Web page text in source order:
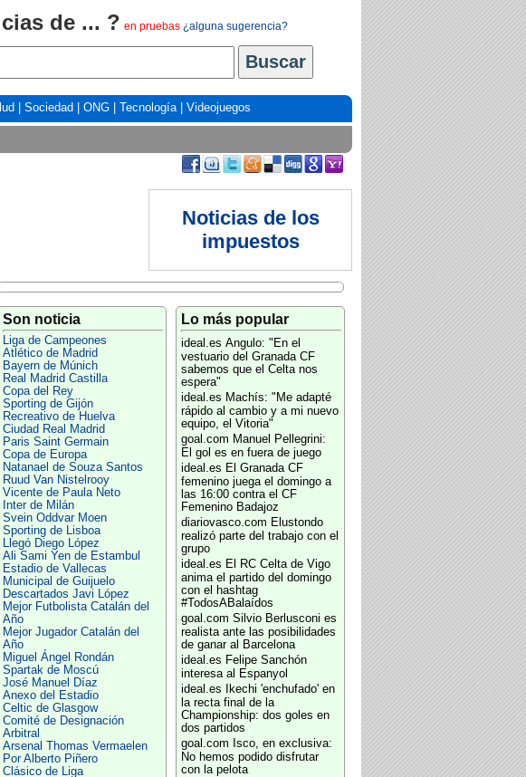
de ... ? en pruebas ¿alguna sugerencia?
Sociedad ONG Tecnología| Videojuegos
Noticias de los
impuestos
Son noticia
Liga de Campeones
Atlético de Madrid
Bayern de Múnich
Real Madrid Castilla
Copa del Rey
Sporting de Gijón
Recreativo de Huelva
Ciudad Real Madrid
Paris Saint Germain
Copa de Europa
Natanael de Souza Santos
Ruud Van Nistelrooy
Vicente de Paula Neto
Inter de Milán
Svein Oddvar Moen
Sporting de Lisboa
Llegó Diego López
Ali Sami Yen de Estambul
Estadio de Vallecas
Municipal de Guijuelo
Descartados Javi López
Mejor Futbolista Catalán del
Año
Mejor Jugador Catalán del
Año
Miguel Ángel Rondán
Spartak de Moscú
José Manuel Díaz
Anexo del Estadio
Celtic de Glasgow
Comité de Designación
Arbitral
Arsenal Thomas Vermaelen
Por Alberto Piñero
Clásico de Liga
Lo más popular
ideal.es Angulo: "En el
vestuario del Granada CF
sabemos que el Celta nos
espera"
ideal.es Machís: "Me adapté
rápido al cambio y a mi nuevo
equipo, el Vitoria"
goal.com Manuel Pellegrini:
El gol es en fuera de juego
ideal.es El Granada CF
femenino juega el domingo a
las 16:00 contra el CF
Femenino Badajoz
diariovasco.com Elustondo
realizó parte del trabajo con el
grupo
ideal.es El RC Celta de Vigo
anima el partido del domingo
con el hashtag
#TodosABalaídos
goal.com Silvio Berlusconi es
realista ante las posibilidades
de ganar al Barcelona
ideal.es Felipe Sanchón
interesa al Espanyol
ideal.es
Ikechi 'enchufado' en
la recta final de la
Championship: dos goles en
dos partidos
goal.com
Isco, en exclusiva:
No hemos podido disfrutar
con la pelota